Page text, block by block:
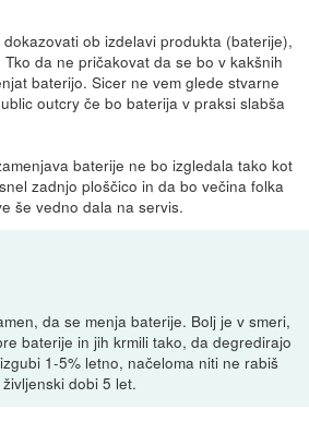
ob izdelavi produkta (baterije),
da ne pričakovat da se bo v kakšnih
baterijo. Sicer ne vem glede stvarne
outcry če bo baterija v praksi slabša
baterije ne bo izgledala tako kot
zadnjo ploščico in da bo večina folka
še vedno dala na servis.
da se menja baterije. Bolj je v smeri,
baterije in jih krmili tako, da degredirajo
1-5% letno, načeloma niti ne rabiš
dobi 5 let.